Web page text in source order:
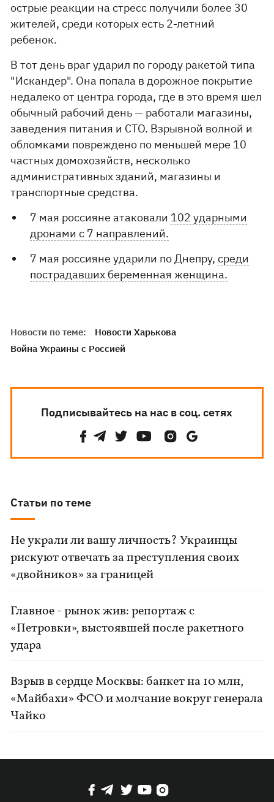
острые реакции на стресс получили более 30
жителей, среди которых есть 2-летний
ребенок.
В тот день враг ударил по городу ракетой типа
"Искандер". Она попала в дорожное покрытие
недалеко от центра города, где в это время шел
обычный рабочий день — работали магазины,
заведения питания и СТО. Взрывной волной и
обломками повреждено по меньшей мере 10
частных домохозяйств, несколько
административных зданий, магазины и
транспортные средства.
7 мая россияне атаковали 102 ударными
дронами с 7 направлений.
7 мая россияне ударили по Днепру,среди
пострадавших беременная женщина.
Новости по теме:
Новости Харькова
Война Украины с Россией
Подписывайтесь на нас в соц. сетях
Статьи по теме
Не украли ли вашу личность? Украинцы
рискуют отвечать за преступления своих
«двойников» за границей
Главное - рынок жив: репортаж с
«Петровки», выстоявшей после ракетного
удара
Взрыв в сердце Москвы: банкет на 10 млн,
«Майбахи» ФСО и молчание вокруг генерала
Чайко